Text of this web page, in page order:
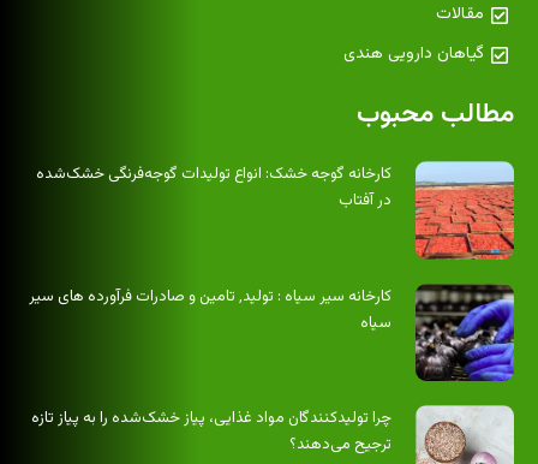
مقالات
گیاهان دارویی هندی
مطالب محبوب
کارخانه گوجه خشک: انواع تولیدات گوجه‌فرنگی خشک‌شده
در آفتاب
کارخانه سیر سیاه : تولید٬ تامین و صادرات فرآورده های سیر
سیاه
چرا تولیدکنندگان مواد غذایی، پیاز خشک‌شده را به پیاز تازه
ترجیح می‌دهند؟